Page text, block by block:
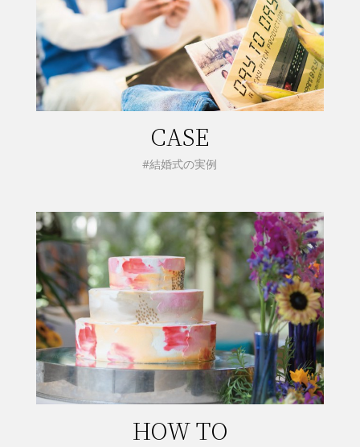
CASE
#結婚式の実例
HOW TO